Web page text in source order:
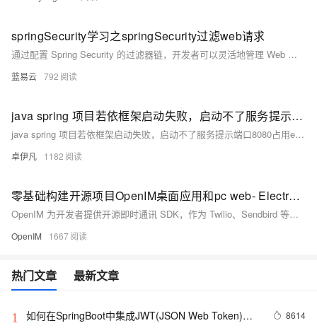
springSecurity学习之springSecurity过滤web请求
通过配置 Spring Security 的过滤器链，开发者可以灵活地管理 Web 请求的安全性。理解核心过滤器的作用以及如何配置和组合这些过滤器，可以帮助开发者实现复杂的安全需求。通过具体的示例代码，可以清晰地了解 Spring Security 的配置方法和实践。
蓝易云 792
java spring 项目若依框架启动失败，启动不了服务提示端口8080占用escription: Web server failed to start. Port 8080 was already in use. Action: Identify and stop the process that’s listening on port 8080 or configure this application to listen on another port-优雅草卓伊凡解决方案
java spring 项目若依框架启动失败，启动不了服务提示端口8080占用escription: Web server failed to start. Port 8080 was already in use. Action: Identify and stop the process that’s listening on port 8080 or configure this application to listen on another port-优雅草卓伊凡解决方案
卓伊凡 1182
零基础构建开源项目OpenIM桌面应用和pc web- Electron篇
OpenIM 为开发者提供开源即时通讯 SDK，作为 Twilio、Sendbird 等云服务的替代方案。借助 OpenIM，开发者可以构建安全可靠的即时通讯应用，如 WeChat、Zoom、Slack 等。 本仓库基于开源版 OpenIM SDK 开发，提供了一款基于 Electron 的即时通讯应用。您可以使用此应用程序作为 OpenIM SDK 的参考实现。本项目同时引用了 @openim/electron-client-sdk 和 @openim/wasm-client-sdk，分别为 Electron 版本和 Web 版本的 SDK，可以同时构建 PC Web 程序和桌面应用（Wi
OpenIM 1667
热门文章 最新文章
1
如何在SpringBoot中集成JWT(JSON Web Token)鉴
8614